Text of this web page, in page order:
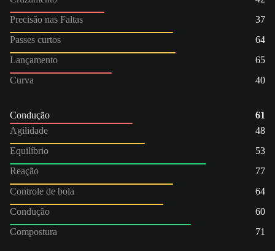
Precisão nas Faltas
37
Passes curtos
64
Lançamento
65
Curva
40
Condução
61
Agilidade
48
Equilíbrio
53
Reação
77
Controle de bola
64
Condução
60
Compostura
71